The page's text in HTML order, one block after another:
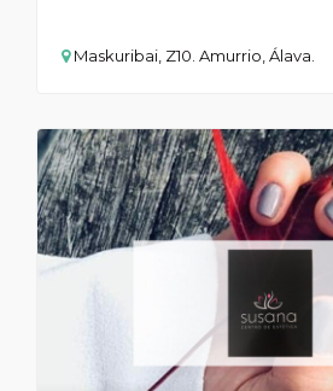
Maskuribai, Z10. Amurrio, Álava.